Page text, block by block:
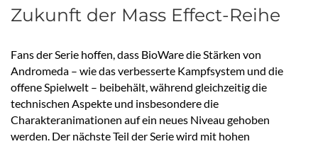
Zukunft der Mass Effect-Reihe
Fans der Serie hoffen, dass BioWare die Stärken von
Andromeda – wie das verbesserte Kampfsystem und die
offene Spielwelt – beibehält, während gleichzeitig die
technischen Aspekte und insbesondere die
Charakteranimationen auf ein neues Niveau gehoben
werden. Der nächste Teil der Serie wird mit hohen